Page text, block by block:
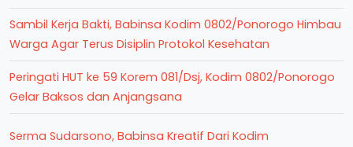
Sambil Kerja Bakti, Babinsa Kodim 0802/Ponorogo Himbau
Warga Agar Terus Disiplin Protokol Kesehatan
Peringati HUT ke 59 Korem 081/Dsj, Kodim 0802/Ponorogo
Gelar Baksos dan Anjangsana
Serma Sudarsono, Babinsa Kreatif Dari Kodim